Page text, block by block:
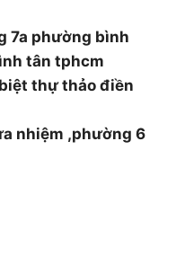
7a phường bình
tân tphcm
thự thảo điền
nhiệm ,phường 6